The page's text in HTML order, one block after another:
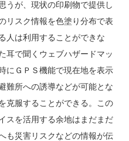
うが、現状の印刷物で提供し
リスク情報を色塗り分布で表
人は利用することができな
耳で聞くウェブハザードマッ
にＧＰＳ機能で現在地を表示
難所への誘導などが可能とな
克服することができる。この
スを活用する余地はまだまだ
も災害リスクなどの情報が伝